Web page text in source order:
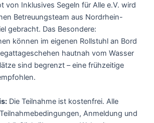
von Inklusives Segeln für Alle e.V. wird
Betreuungsteam aus Nordrhein-
gebracht. Das Besondere:
können im eigenen Rollstuhl an Bord
hautnah vom Wasser
sind begrenzt – eine frühzeitige
Die Teilnahme ist kostenfrei. Alle
Anmeldung und